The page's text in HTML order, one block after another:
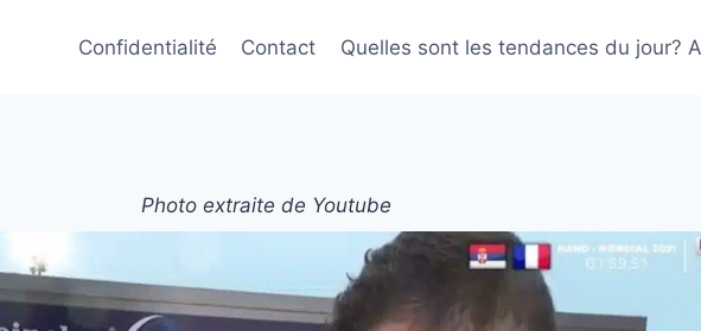
Confidentialité Contact Quelles sont les tendances du jour?
Photo extraite de Youtube